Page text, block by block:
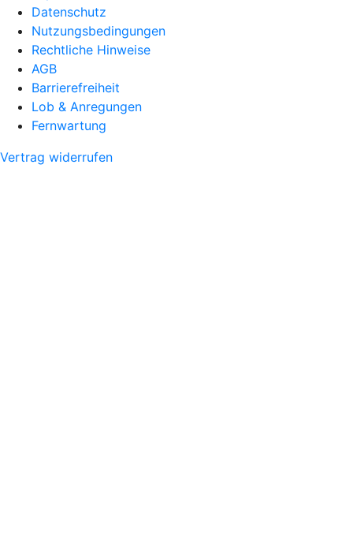
Datenschutz
Nutzungsbedingungen
Rechtliche Hinweise
AGB
Barrierefreiheit
Lob & Anregungen
Fernwartung
Vertrag widerrufen